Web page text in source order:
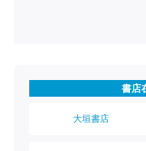
書店
大垣書店